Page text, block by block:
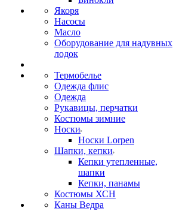
Якоря
Насосы
Масло
Оборудование для надувных
лодок
Термобелье
Одежда флис
Одежда
Рукавицы, перчатки
Костюмы зимние
Носки
Носки Lorpen
Шапки, кепки
Кепки утепленные,
шапки
Кепки, панамы
Костюмы ХСН
Каны Ведра